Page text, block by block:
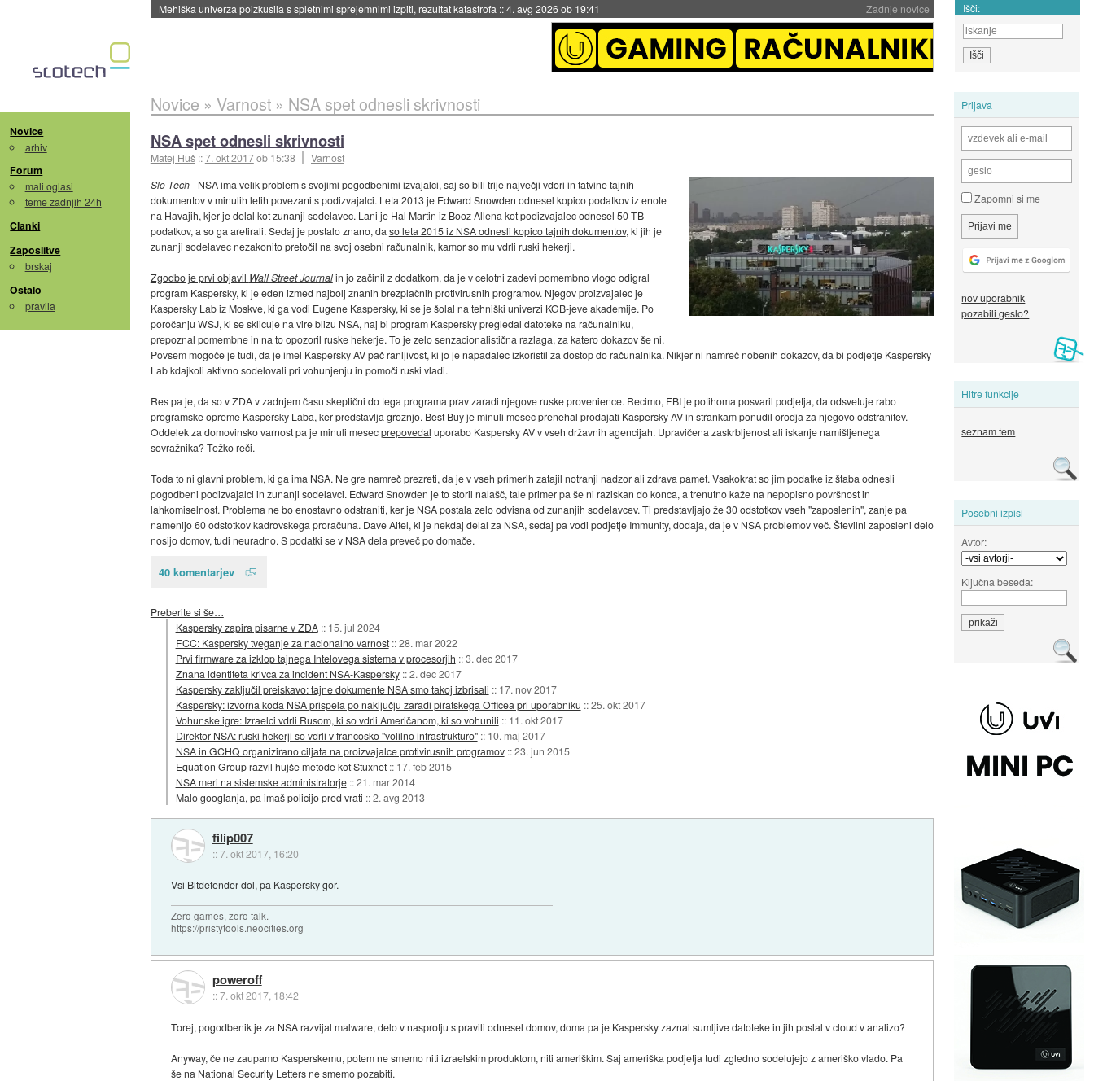
Zadnje novice
Evropska vesoljska agencija razvija svojo raketo za večkratno uporabo::4. avg 2026 ob 19:41 Išči:
Novice
arhiv
Forum
mali oglasi
teme zadnjih 24h
Članki
Zaposlitve
brskaj
Ostalo
pravila
Prijava
Zapomni si me
nov uporabnik
pozabili geslo?
Hitre funkcije
seznam tem
Posebni izpisi
Avtor:
Ključna beseda:
Novice » Varnost» NSA spet odnesli skrivnosti
NSA spet odnesli skrivnosti
Matej Huš ::7. okt 2017ob 15:38
Varnost
Slo-Tech- NSA ima velik problem s svojimi pogodbenimi izvajalci, saj so bili trije največji vdori in tatvine tajnih
dokumentov v minulih letih povezani s podizvajalci. Leta 2013 je Edward Snowden odnesel kopico podatkov iz enote
na Havajih, kjer je delal kot zunanji sodelavec. Lani je Hal Martin iz Booz Allena kot podizvajalec odnesel 50 TB
podatkov, a so ga aretirali. Sedaj je postalo znano, da so leta 2015 iz NSA odnesli kopico tajnih dokumentov, ki jih je
zunanji sodelavec nezakonito pretočil na svoj osebni računalnik, kamor so mu vdrli ruski hekerji.
Zgodbo je prvi objavil Wall Street Journalin jo začinil z dodatkom, da je v celotni zadevi pomembno vlogo odigral
program Kaspersky, ki je eden izmed najbolj znanih brezplačnih protivirusnih programov. Njegov proizvajalec je
Kaspersky Lab iz Moskve, ki ga vodi Eugene Kaspersky, ki se je šolal na tehniški univerzi KGB-jeve akademije. Po
poročanju WSJ, ki se sklicuje na vire blizu NSA, naj bi program Kaspersky pregledal datoteke na računalniku,
prepoznal pomembne in na to opozoril ruske hekerje. To je zelo senzacionalistična razlaga, za katero dokazov še ni.
Povsem mogoče je tudi, da je imel Kaspersky AV pač ranljivost, ki jo je napadalec izkoristil za dostop do računalnika. Nikjer ni namreč nobenih dokazov, da bi podjetje Kaspersky
Lab kdajkoli aktivno sodelovali pri vohunjenju in pomoči ruski vladi.
Res pa je, da so v ZDA v zadnjem času skeptični do tega programa prav zaradi njegove ruske provenience. Recimo, FBI je potihoma posvaril podjetja, da odsvetuje rabo
programske opreme Kaspersky Laba, ker predstavlja grožnjo. Best Buy je minuli mesec prenehal prodajati Kaspersky AV in strankam ponudil orodja za njegovo odstranitev.
Oddelek za domovinsko varnost pa je minuli mesecprepovedal uporabo Kaspersky AV v vseh državnih agencijah. Upravičena zaskrbljenost ali iskanje namišljenega
sovražnika? Težko reči.
Toda to ni glavni problem, ki ga ima NSA. Ne gre namreč prezreti, da je v vseh primerih zatajil notranji nadzor ali zdrava pamet. Vsakokrat so jim podatke iz štaba odnesli
pogodbeni podizvajalci in zunanji sodelavci. Edward Snowden je to storil nalašč, tale primer pa še ni raziskan do konca, a trenutno kaže na nepopisno površnost in
lahkomiselnost. Problema ne bo enostavno odstraniti, ker je NSA postala zelo odvisna od zunanjih sodelavcev. Ti predstavljajo že 30 odstotkov vseh "zaposlenih", zanje pa
namenijo 60 odstotkov kadrovskega proračuna. Dave Aitel, ki je nekdaj delal za NSA, sedaj pa vodi podjetje Immunity, dodaja, da je v NSA problemov več. Številni zaposleni delo
nosijo domov, tudi neuradno. S podatki se v NSA dela preveč po domače.
40 komentarjev
Preberite si še…
Kaspersky zapira pisarne v ZDA :: 15. jul 2024
FCC: Kaspersky tveganje za nacionalno varnost ::28. mar 2022
Prvi firmware za izklop tajnega Intelovega sistema v procesorjih ::3. dec 2017
Znana identiteta krivca za incident NSA-Kaspersky ::2. dec 2017
Kaspersky zaključil preiskavo: tajne dokumente NSA smo takoj izbrisali :: 17. nov 2017
Kaspersky: izvorna koda NSA prispela po naključju zaradi piratskega Officea pri uporabniku ::25. okt 2017
Vohunske igre: Izraelci vdrli Rusom, ki so vdrli Američanom, ki so vohunili :: 11. okt 2017
Direktor NSA: ruski hekerji so vdrli v francosko "volilno infrastrukturo" :: 10. maj 2017
NSA in GCHQ organizirano ciljata na proizvajalce protivirusnih programov ::23. jun 2015
Equation Group razvil hujše metode kot Stuxnet :: 17. feb 2015
NSA meri na sistemske administratorje ::21. mar 2014
Malo googlanja, pa imaš policijo pred vrati ::2. avg 2013
filip007
::7. okt 2017, 16:20
Vsi Bitdefender dol, pa Kaspersky gor.
Zero games, zero talk.
https://pristytools.neocities.org
poweroff
::7. okt 2017, 18:42
Torej, pogodbenik je za NSA razvijal malware, delo v nasprotju s pravili odnesel domov, doma pa je Kaspersky zaznal sumljive datoteke in jih poslal v cloud v analizo?
Anyway, če ne zaupamo Kasperskemu, potem ne smemo niti izraelskim produktom, niti ameriškim. Saj ameriška podjetja tudi zgledno sodelujejo z ameriško vlado. Pa
še na National Security Letters ne smemo pozabiti.